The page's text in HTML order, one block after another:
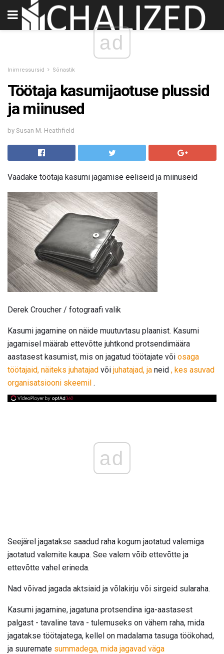
ad
Inimressursid Sõnastik
Töötaja kasumijaotuse plussid
ja miinused
by Susan M. Heathfield
Vaadake töötaja kasumi jagamise eeliseid ja miinuseid
Derek Croucher / fotograafi valik
Kasumi jagamine on näide muutuvtasu plaanist. Kasumi
jagamisel määrab ettevõtte juhtkond protsendimäära
aastasest kasumist, mis on jagatud töötajate või osaga
töötajaid, näiteks juhatajad või juhatajad, ja neid , kes asuvad
organisatsiooni skeemil .
ad
Seejärel jagatakse saadud raha kogum jaotatud valemiga
jaotatud valemite kaupa. See valem võib ettevõtte ja
ettevõtte vahel erineda.
Nad võivad jagada aktsiaid ja võlakirju või sirgeid sularaha.
Kasumi jagamine, jagatuna protsendina iga-aastasest
palgast - tavaline tava - tulemuseks on vähem raha, mida
jagatakse töötajatega, kellel on madalama tasuga töökohad,
ja suuremate summadega, mida jagavad väga